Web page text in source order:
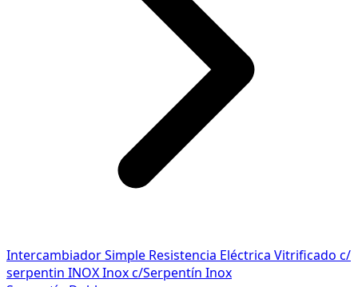
Intercambiador Simple Resistencia Eléctrica Vitrificado c/
serpentin INOXInox c/Serpentín Inox